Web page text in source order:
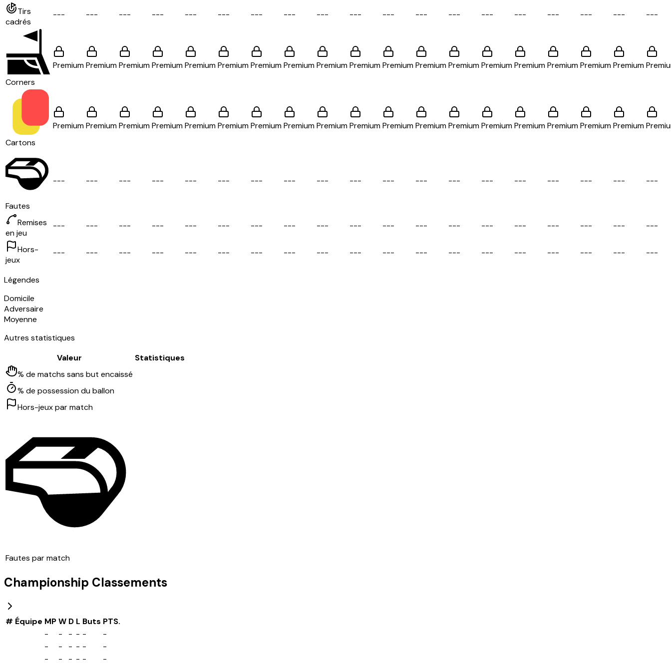
Tirs
cadrés
--- --- --- --- --- --- --- --- --- --- --- --- --- --- --- --- --- --- ---
Corners
PremiumPremiumPremiumPremiumPremiumPremiumPremiumPremiumPremiumPremiumPremiumPremiumPremiumPremiumPremiumPremiumPremiumPremium
Cartons
PremiumPremiumPremiumPremiumPremiumPremiumPremiumPremiumPremiumPremiumPremiumPremiumPremiumPremiumPremiumPremiumPremiumPremium
Fautes
--- --- --- --- --- --- --- --- --- --- --- --- --- --- --- --- --- --- ---
Remises
en jeu
--- --- --- --- --- --- --- --- --- --- --- --- --- --- --- --- --- --- ---
Hors-
jeux
--- --- --- --- --- --- --- --- --- --- --- --- --- --- --- --- --- --- ---
Légendes
Domicile
Adversaire
Moyenne
Autres statistiques
Valeur
Statistiques
% de matchs sans but encaissé
% de possession du ballon
Hors-jeux par match
Fautes par match
Championship Classements
# Équipe MPW D L Buts PTS.
-
- - - -
-
-
- - - -
-
-
- - - -
-